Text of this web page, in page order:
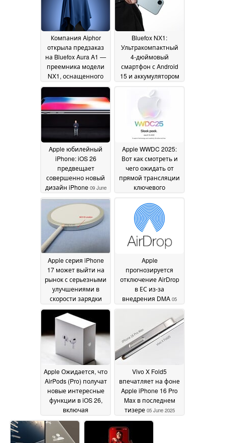
Компания Aiphor
открыла предзаказ
на Bluefox Aura A1 —
преемника модели
NX1, оснащенного
технологией NFC и
датчиком
отпечатков пальцев
15 July 2026
Bluefox NX1:
Ультракомпактный
4-дюймовый
смартфон с Android
15 и аккумулятором
доступен по всему
Apple юбилейный
iPhone: iOS 26
предвещает
совершенно новый
дизайн iPhone 09 June
Apple WWDC 2025:
Вот как смотреть и
чего ожидать от
прямой трансляции
ключевого
2025
Apple серия iPhone
17 может выйти на
рынок с серьезными
улучшениями в
скорости зарядки
MagSafe05 June 2025
Apple
прогнозируется
отключение AirDrop
в ЕС из-за
внедрения DMA 05
Apple Ожидается, что
AirPods (Pro) получат
новые интересные
функции в iOS 26,
включая
дистанционное
управление камерой
05 June 2025
Vivo X Fold5
впечатляет на фоне
Apple iPhone 16 Pro
Max в последнем
тизере 05 June 2025